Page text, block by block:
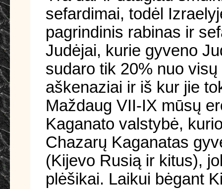
sefardimai, todėl
pagrindinis rabinas ir
Judėjai, kurie gyveno
sudaro tik 20% nuo
aškenaziai ir iš kur jie
Maždaug VII-IX mūsų
Kaganato valstybė,
Chazarų Kaganatas
(Kijevo Rusią ir kitus),
plėšikai. Laikui bėgant